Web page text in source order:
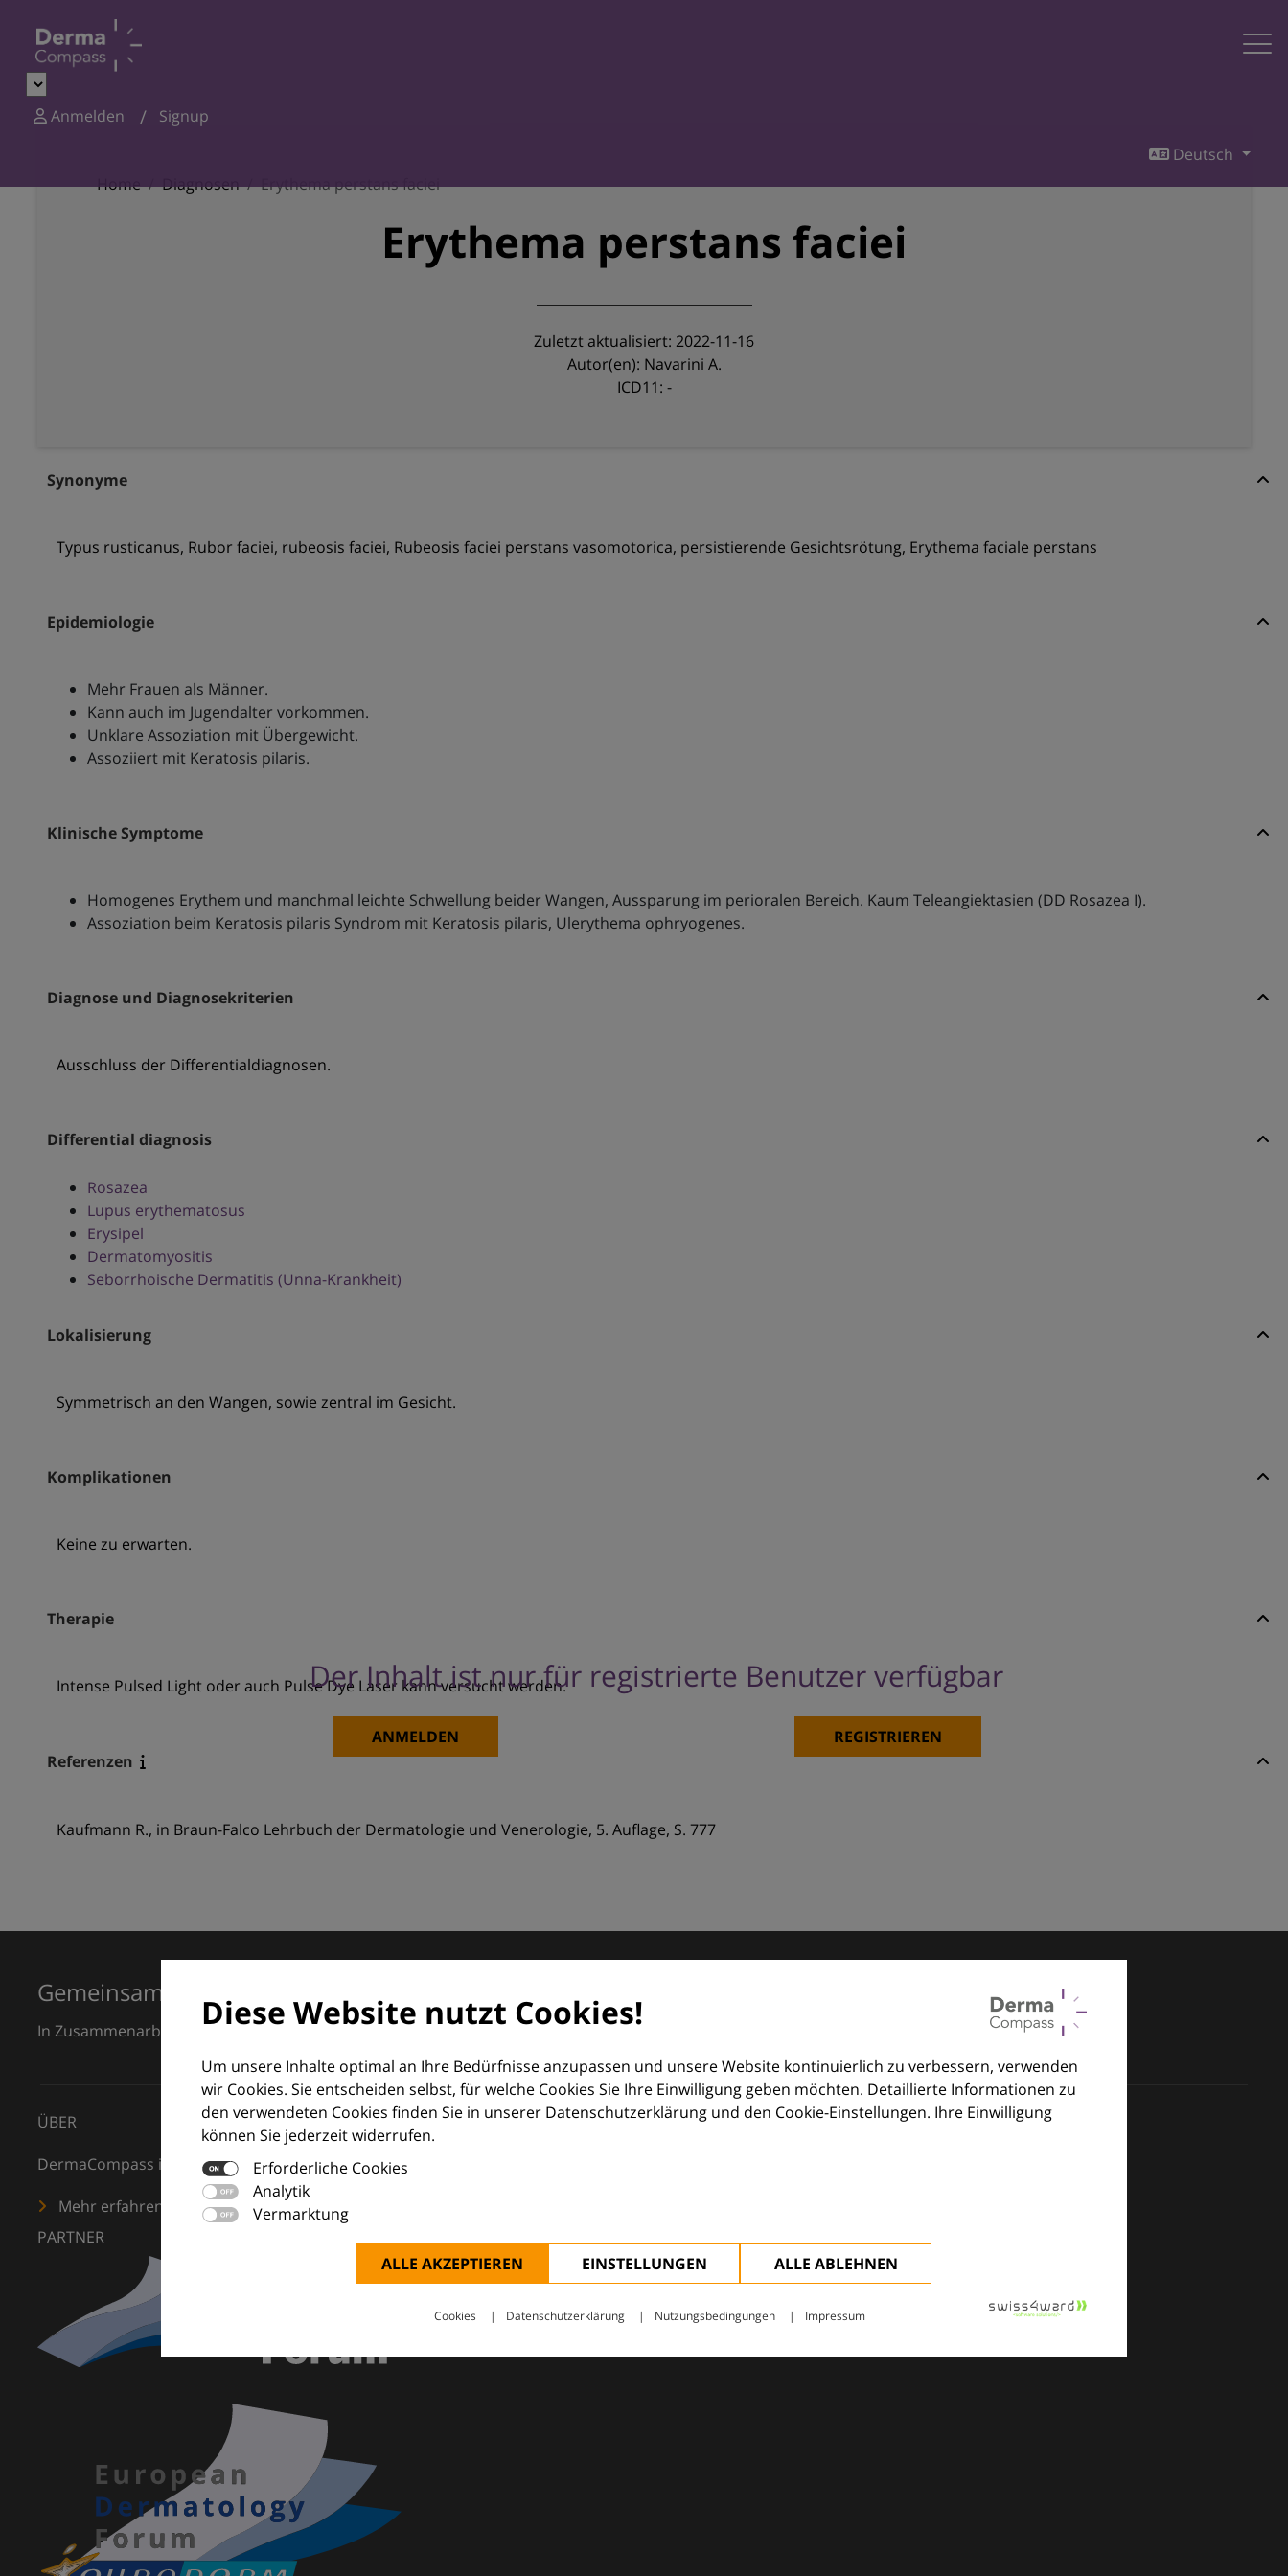
Anmelden
Signup
Deutsch
Home
Diagnosen Erythema perstans faciei
Erythema perstans faciei
Zuletzt aktualisiert: 2022-11-16
Autor(en): Navarini A.
ICD11: -
Synonyme
Typus rusticanus, Rubor faciei, rubeosis faciei, Rubeosis faciei perstans vasomotorica, persistierende Gesichtsrötung, Erythema faciale perstans
Epidemiologie
Mehr Frauen als Männer.
Kann auch im Jugendalter vorkommen.
Unklare Assoziation mit Übergewicht.
Assoziiert mit Keratosis pilaris.
Klinische Symptome
Homogenes Erythem und manchmal leichte Schwellung beider Wangen, Aussparung im perioralen Bereich. Kaum Teleangiektasien (DD Rosazea I).
Assoziation beim Keratosis pilaris Syndrom mit Keratosis pilaris, Ulerythema ophryogenes.
Diagnose und Diagnosekriterien
Ausschluss der Differentialdiagnosen.
Differential diagnosis
Rosazea
Lupus erythematosus
Erysipel
Dermatomyositis
Seborrhoische Dermatitis (Unna-Krankheit)
Lokalisierung
Symmetrisch an den Wangen, sowie zentral im Gesicht.
Komplikationen
Keine zu erwarten.
Therapie
Der Inhalt ist nur für registrierte Benutzer verfügbar
ANMELDEN REGISTRIEREN
Intense Pulsed Light oder auch Pulse Dye Laser kann versucht werden.
Referenzen
Kaufmann R., in Braun-Falco Lehrbuch der Dermatologie und Venerologie, 5. Auflage, S. 777
Diese Website nutzt Cookies!
Um unsere Inhalte optimal an Ihre Bedürfnisse anzupassen und unsere Website kontinuierlich zu verbessern, verwenden
wir Cookies. Sie entscheiden selbst, für welche Cookies Sie Ihre Einwilligung geben möchten. Detaillierte Informationen zu
den verwendeten Cookies finden Sie in unserer Datenschutzerklärung und den Cookie-Einstellungen. Ihre Einwilligung
können Sie jederzeit widerrufen.
Erforderliche Cookies
Analytik
Vermarktung
ALLE AKZEPTIEREN EINSTELLUNGEN ALLE ABLEHNEN
Cookies Datenschutzerklärung Nutzungsbedingungen Impressum
Gemeinsam für Exzellenz in der Dermatologie
In Zusammenarbeit mit dem European Dermatology Forum (EDF) und Euroderm Excellence
ÜBER
DermaCompass ist Ihr digitaler Kompass für die Dermatologie – mit Wissen, Bildern und praktischen Tools für den klinischen Alltag.
Mehr erfahren
PARTNER